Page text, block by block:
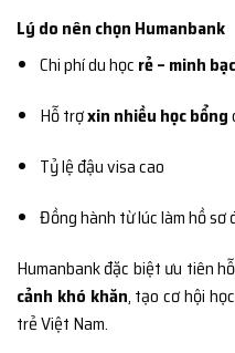
Lý do nên chọn Humanbank
Chi phí du học rẻ – minh
Hỗ trợxin nhiều học bổng
Tỷ lệ đậu visa cao
Đồng hành từ lúc làm hồ sơ
Humanbank đặc biệt ưu tiên
cảnh khó khăn, tạo cơ hội
trẻ Việt Nam.